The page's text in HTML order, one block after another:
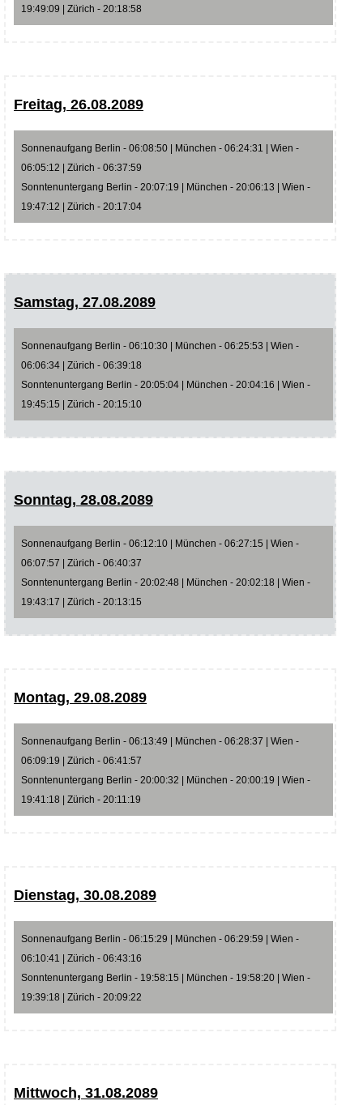
19:49:09 | Zürich - 20:18:58
Freitag, 26.08.2089
Sonnenaufgang Berlin - 06:08:50 | München - 06:24:31 | Wien -
06:05:12 | Zürich - 06:37:59
Sonntenuntergang Berlin - 20:07:19 | München - 20:06:13 | Wien -
19:47:12 | Zürich - 20:17:04
Samstag, 27.08.2089
Sonnenaufgang Berlin - 06:10:30 | München - 06:25:53 | Wien -
06:06:34 | Zürich - 06:39:18
Sonntenuntergang Berlin - 20:05:04 | München - 20:04:16 | Wien -
19:45:15 | Zürich - 20:15:10
Sonntag, 28.08.2089
Sonnenaufgang Berlin - 06:12:10 | München - 06:27:15 | Wien -
06:07:57 | Zürich - 06:40:37
Sonntenuntergang Berlin - 20:02:48 | München - 20:02:18 | Wien -
19:43:17 | Zürich - 20:13:15
Montag, 29.08.2089
Sonnenaufgang Berlin - 06:13:49 | München - 06:28:37 | Wien -
06:09:19 | Zürich - 06:41:57
Sonntenuntergang Berlin - 20:00:32 | München - 20:00:19 | Wien -
19:41:18 | Zürich - 20:11:19
Dienstag, 30.08.2089
Sonnenaufgang Berlin - 06:15:29 | München - 06:29:59 | Wien -
06:10:41 | Zürich - 06:43:16
Sonntenuntergang Berlin - 19:58:15 | München - 19:58:20 | Wien -
19:39:18 | Zürich - 20:09:22
Mittwoch, 31.08.2089